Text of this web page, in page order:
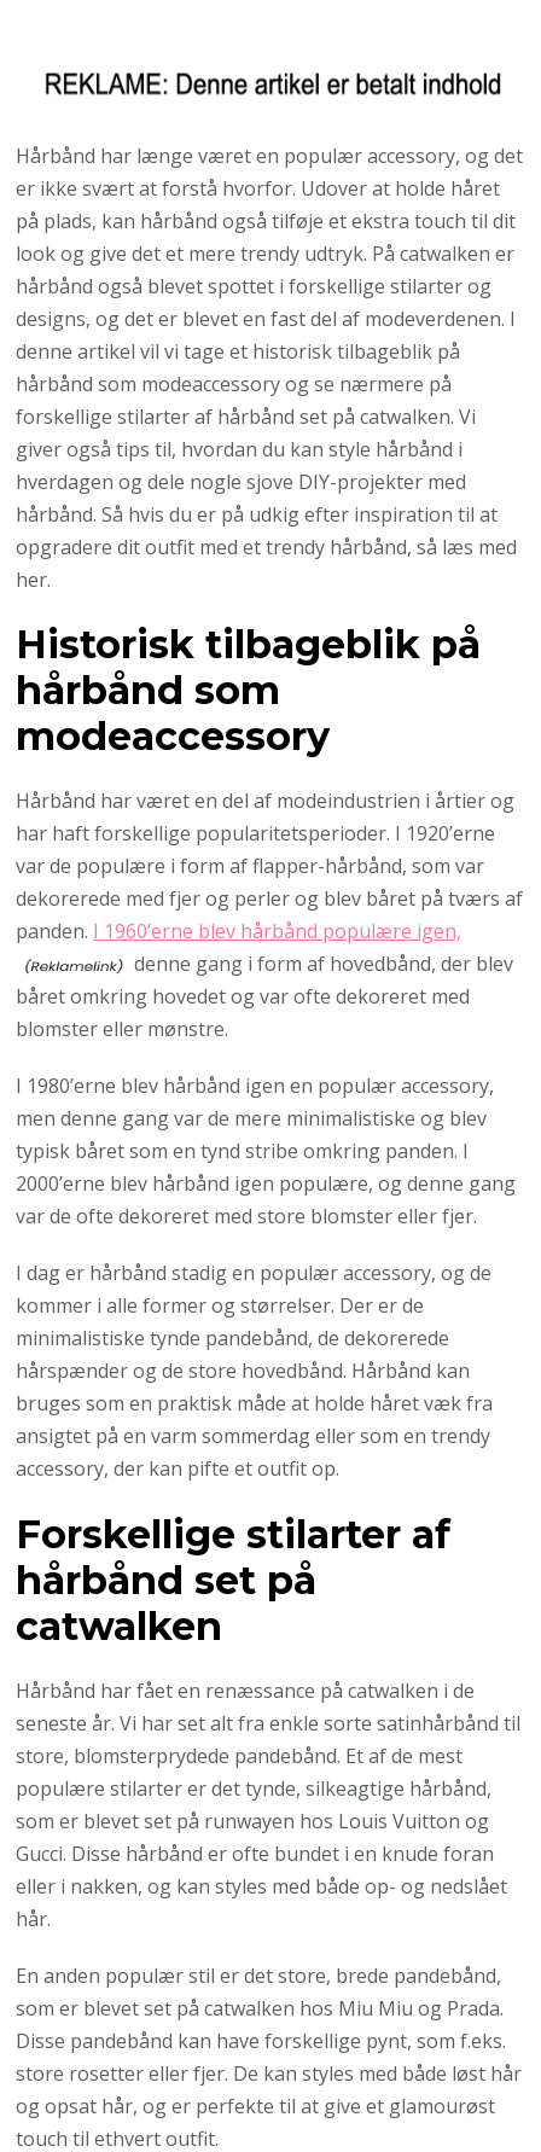
Hårbånd har længe været en populær accessory, og det
er ikke svært at forstå hvorfor. Udover at holde håret
på plads, kan hårbånd også tilføje et ekstra touch til dit
look og give det et mere trendy udtryk. På catwalken er
hårbånd også blevet spottet i forskellige stilarter og
designs, og det er blevet en fast del af modeverdenen. I
denne artikel vil vi tage et historisk tilbageblik på
hårbånd som modeaccessory og se nærmere på
forskellige stilarter af hårbånd set på catwalken. Vi
giver også tips til, hvordan du kan style hårbånd i
hverdagen og dele nogle sjove DIY-projekter med
hårbånd. Så hvis du er på udkig efter inspiration til at
opgradere dit outfit med et trendy hårbånd, så læs med
her.
Historisk tilbageblik på
hårbånd som
modeaccessory
Hårbånd har været en del af modeindustrien i årtier og
har haft forskellige popularitetsperioder. I 1920’erne
var de populære i form af flapper-hårbånd, som var
dekorerede med fjer og perler og blev båret på tværs af
panden. I 1960’erne blev hårbånd populære igen,
denne gang i form af hovedbånd, der blev
båret omkring hovedet og var ofte dekoreret med
blomster eller mønstre.
I 1980’erne blev hårbånd igen en populær accessory,
men denne gang var de mere minimalistiske og blev
typisk båret som en tynd stribe omkring panden. I
2000’erne blev hårbånd igen populære, og denne gang
var de ofte dekoreret med store blomster eller fjer.
I dag er hårbånd stadig en populær accessory, og de
kommer i alle former og størrelser. Der er de
minimalistiske tynde pandebånd, de dekorerede
hårspænder og de store hovedbånd. Hårbånd kan
bruges som en praktisk måde at holde håret væk fra
ansigtet på en varm sommerdag eller som en trendy
accessory, der kan pifte et outfit op.
Forskellige stilarter af
hårbånd set på
catwalken
Hårbånd har fået en renæssance på catwalken i de
seneste år. Vi har set alt fra enkle sorte satinhårbånd til
store, blomsterprydede pandebånd. Et af de mest
populære stilarter er det tynde, silkeagtige hårbånd,
som er blevet set på runwayen hos Louis Vuitton og
Gucci. Disse hårbånd er ofte bundet i en knude foran
eller i nakken, og kan styles med både op- og nedslået
hår.
En anden populær stil er det store, brede pandebånd,
som er blevet set på catwalken hos Miu Miu og Prada.
Disse pandebånd kan have forskellige pynt, som f.eks.
store rosetter eller fjer. De kan styles med både løst hår
og opsat hår, og er perfekte til at give et glamourøst
touch til ethvert outfit.